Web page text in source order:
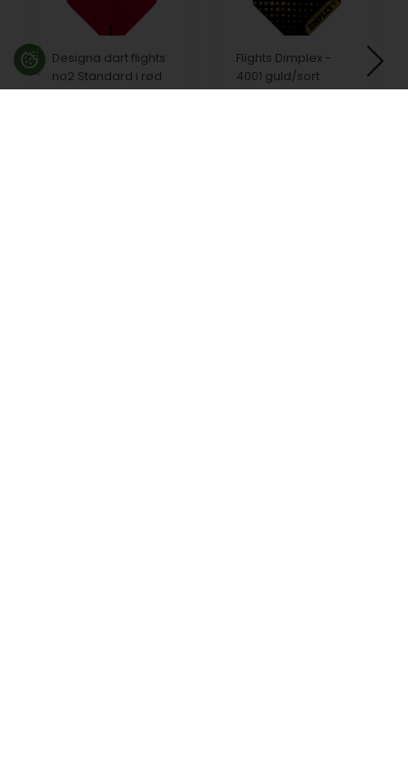
Designa dart flights
no2 Standard i rød
Flights Dimplex -
4001 guld/sort